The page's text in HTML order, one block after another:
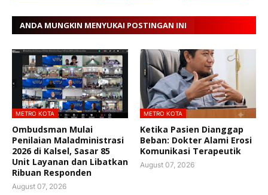
ANDA MUNGKIN MENYUKAI POSTINGAN INI
METRO KOTA
Ombudsman Mulai
Penilaian Maladministrasi
2026 di Kalsel, Sasar 85
Unit Layanan dan Libatkan
Ribuan Responden
August 07, 2026
METRO KOTA
Ketika Pasien Dianggap
Beban: Dokter Alami Erosi
Komunikasi Terapeutik
August 07, 2026